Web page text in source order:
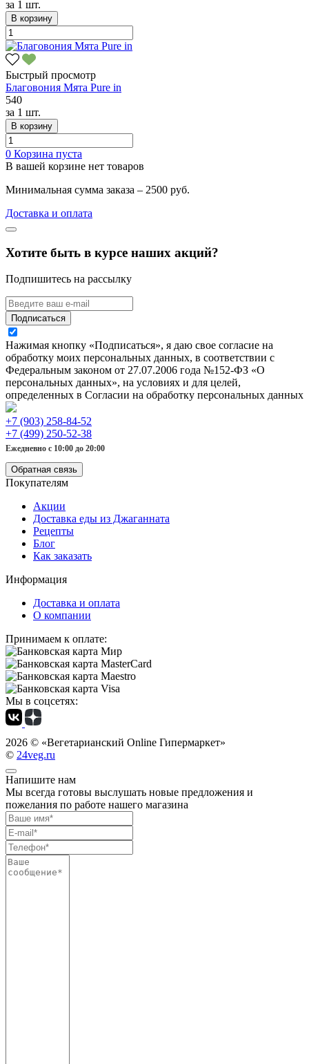
за 1 шт.
В корзину
Быстрый просмотр
Благовония Мята Pure in
540
за 1 шт.
В корзину
0 Корзина пуста
В вашей корзине нет товаров
Минимальная сумма заказа – 2500 руб.
Доставка и оплата
Хотите быть в курсе наших акций?
Подпишитесь на рассылку
Подписаться
Нажимая кнопку «Подписаться», я даю свое согласие на
обработку моих персональных данных, в соответствии с
Федеральным законом от 27.07.2006 года №152-ФЗ «О
персональных данных», на условиях и для целей,
определенных в Согласии на обработку персональных данных
+7 (903) 258-84-52
+7 (499) 250-52-38
Ежедневно с 10:00 до 20:00
Обратная связь
Покупателям
Акции
Доставка еды из Джаганната
Рецепты
Блог
Как заказать
Информация
Доставка и оплата
О компании
Принимаем к оплате:
Мы в соцсетях:
2026 © «Вегетарианский Online Гипермаркет»
© 24veg.ru
Напишите нам
Мы всегда готовы выслушать новые предложения и
пожелания по работе нашего магазина